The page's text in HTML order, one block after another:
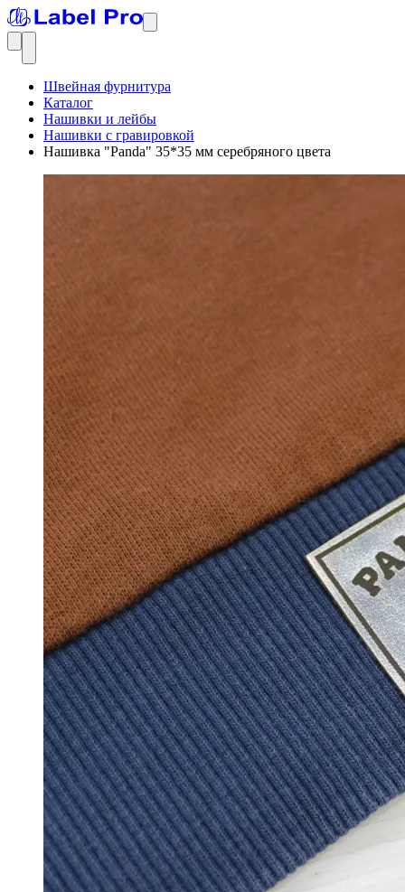
Швейная фурнитура
Каталог
Нашивки и лейбы
Нашивки с гравировкой
Нашивка "Panda" 35*35 мм серебряного цвета